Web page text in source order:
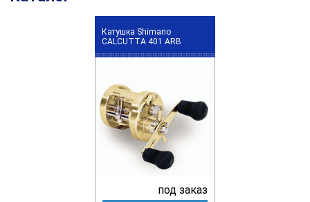
Катушка Shimano
CALCUTTA 401 ARB
под заказ